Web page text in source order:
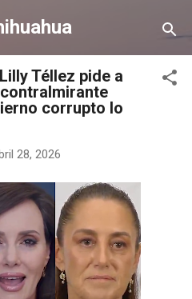
principal
Téllez pide a
corrupto lo
28, 2026